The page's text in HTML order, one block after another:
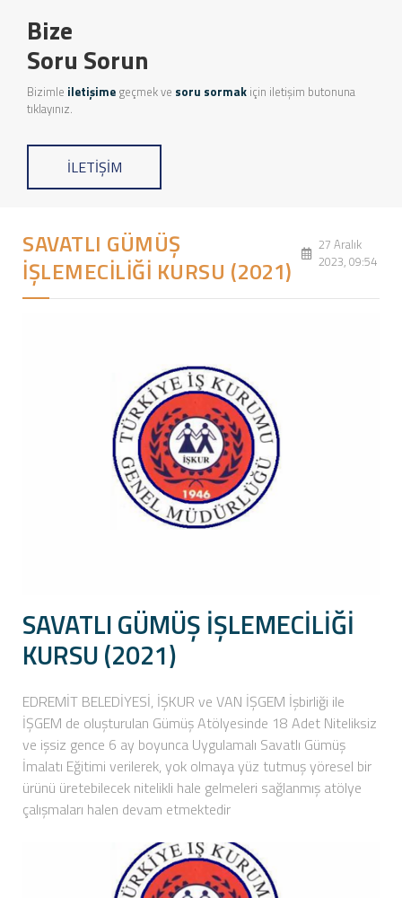
Bize
Soru Sorun
Bizimle iletişime geçmek ve soru sormak için iletişim butonuna
tıklayınız.
İLETİŞİM
SAVATLI GÜMÜŞ
İŞLEMECİLİĞİ KURSU (2021)
27 Aralık
2023, 09:54
SAVATLI GÜMÜŞ İŞLEMECİLİĞİ
KURSU (2021)
EDREMİT BELEDİYESİ, İŞKUR ve VAN İŞGEM İşbirliği ile
İŞGEM de oluşturulan Gümüş Atölyesinde 18 Adet Niteliksiz
ve işsiz gence 6 ay boyunca Uygulamalı Savatlı Gümüş
İmalatı Eğitimi verilerek, yok olmaya yüz tutmuş yöresel bir
ürünü üretebilecek nitelikli hale gelmeleri sağlanmış atölye
çalışmaları halen devam etmektedir